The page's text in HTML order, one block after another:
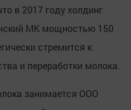
в 2017 году холдинг
МК мощностью 150
стремится к
и переработки молока.
занимается ООО